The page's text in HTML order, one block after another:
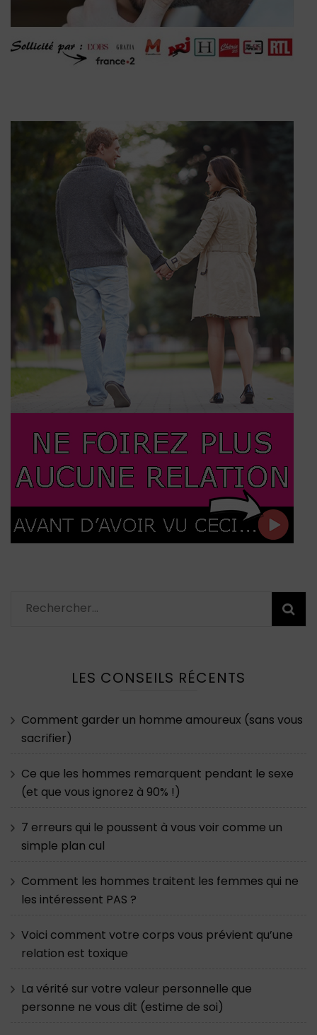
Rechercher :
LES CONSEILS RÉCENTS
Comment garder un homme amoureux (sans vous
sacrifier)
Ce que les hommes remarquent pendant le sexe
(et que vous ignorez à 90% !)
7 erreurs qui le poussent à vous voir comme un
simple plan cul
Comment les hommes traitent les femmes qui ne
les intéressent PAS ?
Voici comment votre corps vous prévient qu’une
relation est toxique
La vérité sur votre valeur personnelle que
personne ne vous dit (estime de soi)